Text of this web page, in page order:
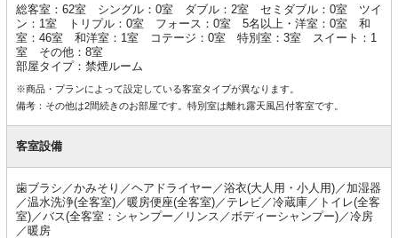
総客室：62室 シングル：0室 ダブル：2室 セミダブル：0室 ツイ
ン：1室 トリプル：0室 フォース：0室 5名以上・洋室：0室 和
室：46室 和洋室：1室 コテージ：0室 特別室：3室 スイート：1
室 その他：8室
部屋タイプ：禁煙ルーム
※商品・プランによって設定している客室タイプが異なります。
備考：その他は2間続きのお部屋です。特別室は離れ露天風呂付客室です。
客室設備
歯ブラシ／かみそり／ヘアドライヤー／浴衣(大人用・小人用)／加湿器
／温水洗浄(全客室)／暖房便座(全客室)／テレビ／冷蔵庫／トイレ(全客
室)／バス(全客室：シャンプー／リンス／ボディーシャンプー)／冷房
／暖房